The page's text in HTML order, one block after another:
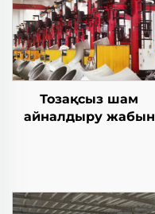
Тозақсыз шам
айналдыру жабын